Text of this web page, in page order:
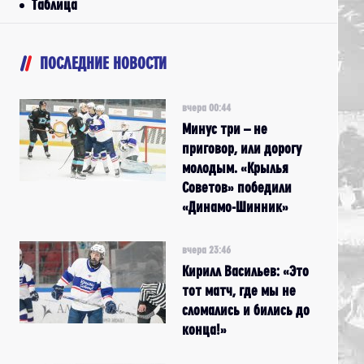
Таблица
ПОСЛЕДНИЕ НОВОСТИ
вчера 00:44
Минус три – не
приговор, или дорогу
молодым. «Крылья
Советов» победили
«Динамо-Шинник»
вчера 23:46
Кирилл Васильев: «Это
тот матч, где мы не
сломались и бились до
конца!»